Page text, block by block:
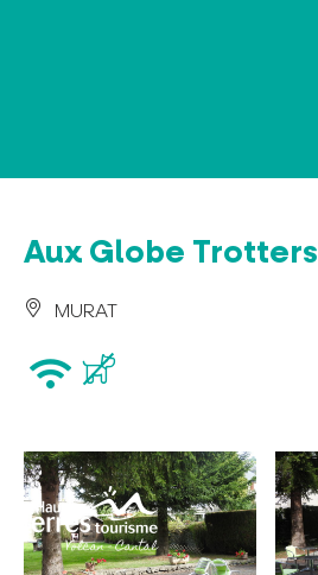
Aux Globe Trotters
MURAT
wifi